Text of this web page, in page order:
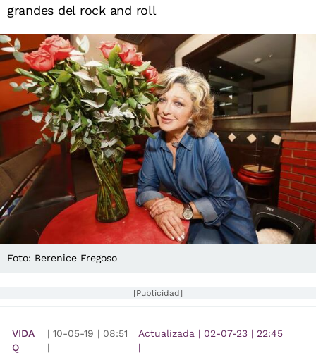
grandes del rock and roll
Foto: Berenice Fregoso
[Publicidad]
VIDA
Q
|10-05-19 | 08:51
|
Actualizada | 02-07-23 | 22:45
|